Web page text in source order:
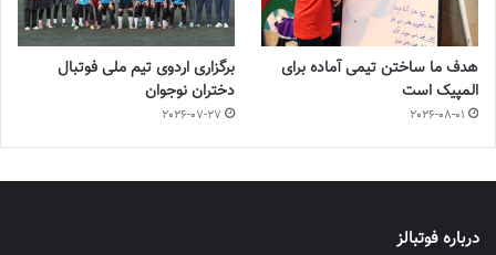
هدف ما ساختن تیمی آماده برای
المپیک است
2026-08-01
برگزاری اردوی تیم ملی فوتبال
دختران نوجوان
2026-07-27
درباره فوتبالز